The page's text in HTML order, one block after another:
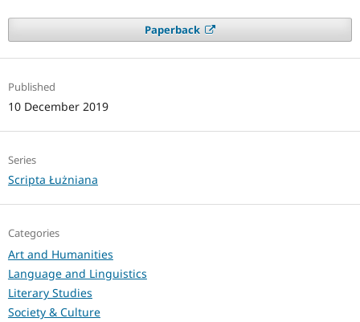
Paperback
Published
10 December 2019
Series
Scripta Łużniana
Categories
Art and Humanities
Language and Linguistics
Literary Studies
Society & Culture